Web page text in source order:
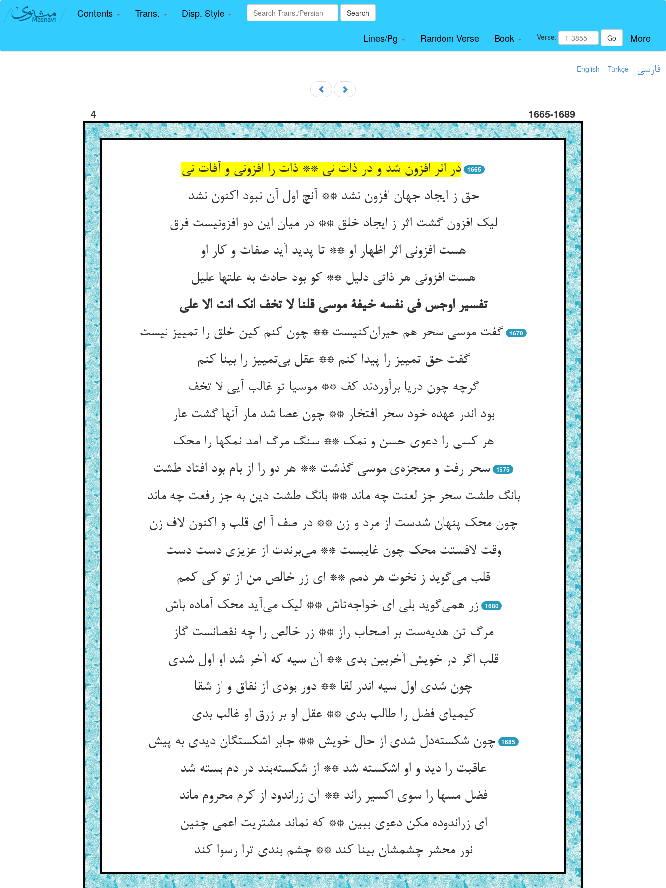
Contents Trans. Disp. Style Search
Lines/Pg Random Verse Book Verse: Go More
English Türkçe فارسی
4 1665-1689
در اثر افزون شد و در ذات نی ** ذات را افزونی و آفات نی 1665
حق ز ایجاد جهان افزون نشد ** آنچ اول آن نبود اکنون نشد
لیک افزون گشت اثر ز ایجاد خلق ** در میان این دو افزونیست فرق
هست افزونی اثر اظهار او ** تا پدید آید صفات و کار او
هست افزونی هر ذاتی دلیل ** کو بود حادث به علتها علیل
تفسیر اوجس فی نفسه خیفة موسی قلنا لا تخف انک انت الا علی
گفت موسی سحر هم حیران‌کنیست ** چون کنم کین خلق را تمییز نیست
1670
گفت حق تمییز را پیدا کنم ** عقل بی‌تمییز را بینا کنم
گرچه چون دریا برآوردند کف ** موسیا تو غالب آیی لا تخف
بود اندر عهده خود سحر افتخار ** چون عصا شد مار آنها گشت عار
هر کسی را دعوی حسن و نمک ** سنگ مرگ آمد نمکها را محک
سحر رفت و معجزه‌ی موسی گذشت ** هر دو را از بام بود افتاد طشت
1675
بانگ طشت سحر جز لعنت چه ماند ** بانگ طشت دین به جز رفعت چه ماند
چون محک پنهان شدست از مرد و زن ** در صف آ ای قلب و اکنون لاف زن
وقت لافستت محک چون غایبست ** می‌برندت از عزیزی دست دست
قلب می‌گوید ز نخوت هر دمم ** ای زر خالص من از تو کی کمم
زر همی‌گوید بلی ای خواجه‌تاش ** لیک می‌آید محک آماده باش
1680
مرگ تن هدیه‌ست بر اصحاب راز ** زر خالص را چه نقصانست گاز
قلب اگر در خویش آخربین بدی ** آن سیه که آخر شد او اول شدی
چون شدی اول سیه اندر لقا ** دور بودی از نفاق و از شقا
کیمیای فضل را طالب بدی ** عقل او بر زرق او غالب بدی
چون شکسته‌دل شدی از حال خویش ** جابر اشکستگان دیدی به پیش
1685
عاقبت را دید و او اشکسته شد ** از شکسته‌بند در دم بسته شد
فضل مسها را سوی اکسیر راند ** آن زراندود از کرم محروم ماند
ای زراندوده مکن دعوی ببین ** که نماند مشتریت اعمی چنین
نور محشر چشمشان بینا کند ** چشم بندی ترا رسوا کند